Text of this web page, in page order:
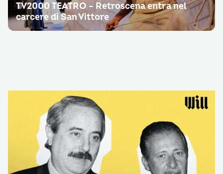
TV2000 TEATRO – Retroscena entra nel
carcere di San Vittore